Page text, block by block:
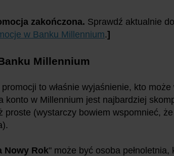
zakończona. Sprawdź aktualnie
w Banku Millennium.]
Millennium
promocji to właśnie wyjaśnienie, kto może
konto w Millennium jest najbardziej
proste (wystarczy bowiem wspomnieć,
Nowy Rok" może być osoba pełnoletnia,